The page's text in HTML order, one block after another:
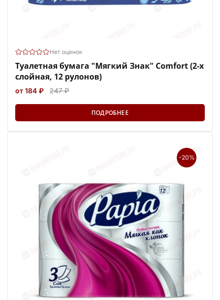
Нет оценок
Туалетная бумага "Мягкий Знак" Comfort (2-х
слойная, 12 рулонов)
от 184 ₽ 247 ₽
ПОДРОБНЕЕ
-20%